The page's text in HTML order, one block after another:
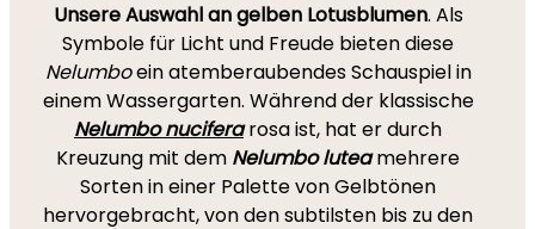
Unsere Auswahl an gelben Lotusblumen. Als
Symbole für Licht und Freude bieten diese
Nelumboein atemberaubendes Schauspiel in
einem Wassergarten. Während der klassische
Nelumbo nuciferarosa ist, hat er durch
Kreuzung mit dem Nelumbo luteamehrere
Sorten in einer Palette von Gelbtönen
hervorgebracht, von den subtilsten bis zu den